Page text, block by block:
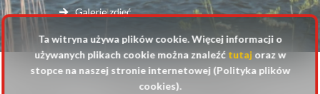
Galerie zdjęć
© 2025 Urząd Gminy Raszyn
Ta witryna używa plików cookie. Więcej informacji o
używanych plikach cookie można znaleźć tutajoraz w
stopce na naszej stronie internetowej (Polityka plików
cookies).